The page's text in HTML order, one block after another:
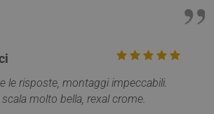
le risposte, montaggi impeccabili.
molto bella, rexal crome.